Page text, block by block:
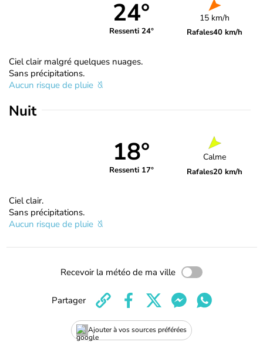
24°
Ressenti 24°
15 km/h
Rafales40 km/h
Ciel clair malgré quelques nuages.
Sans précipitations.
Aucun risque de pluie
Nuit
18°
Ressenti 17°
Calme
Rafales20 km/h
Ciel clair.
Sans précipitations.
Aucun risque de pluie
Recevoir la météo de ma ville
Ajouter à vos sources préférées
Partager